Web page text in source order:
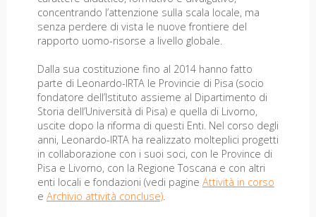
concentrando l’attenzione sulla scala locale, ma
senza perdere di vista le nuove frontiere del
rapporto uomo-risorse a livello globale.
Dalla sua costituzione fino al 2014 hanno fatto
parte di Leonardo-IRTA le Provincie di Pisa (socio
fondatore dell’Istituto assieme al Dipartimento di
Storia dell’Università di Pisa) e quella di Livorno,
uscite dopo la riforma di questi Enti. Nel corso degli
anni, Leonardo-IRTA ha realizzato molteplici progetti
in collaborazione con i suoi soci, con le Province di
Pisa e Livorno, con la Regione Toscana e con altri
enti locali e fondazioni (vedi pagine Attività in corso
e Archivio attività concluse).